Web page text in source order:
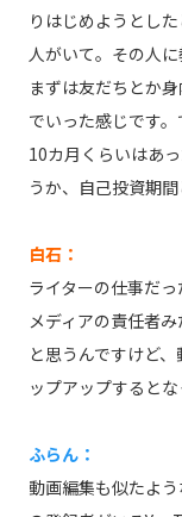
りはじめようとし
人がいて。その人
まずは友だちとか
でいった感じです
10カ月くらいはあ
うか、自己投資期間
白石：
ライターの仕事だっ
メディアの責任者
と思うんですけど
ップアップすると
ふらん：
動画編集も似たよ